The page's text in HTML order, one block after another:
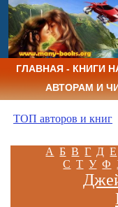
ГЛАВНАЯ - КНИГИ НА
АВТОРАМ И
ТОП авторов и книг
А Б В Г Д Е
С Т У Ф